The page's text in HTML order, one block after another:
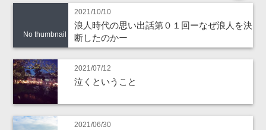
No thumbnail
2021/10/10
浪人時代の思い出話第０１回ーなぜ浪人を決
断したのかー
2021/07/12
泣くということ
2021/06/30